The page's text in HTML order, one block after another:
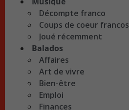
Décompte franco
Coups de coeur francos
Joué récemment
Balados
Affaires
Art de vivre
Bien-être
Emploi
Finances